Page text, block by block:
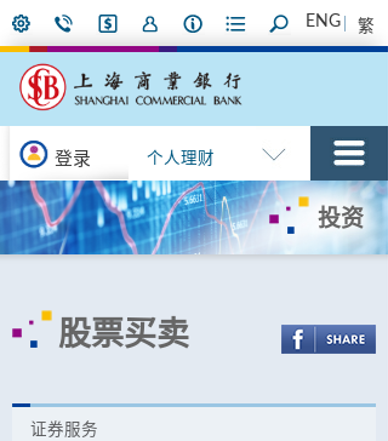
ENG 繁
登录 个人理财
投资
股票买卖
证券服务